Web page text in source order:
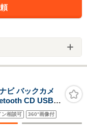
ビ バックカメ
CD USB
シートヒータ
相談可 360°画像付